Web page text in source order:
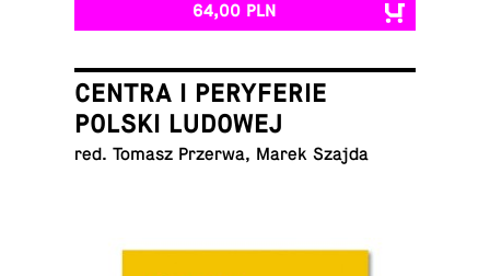
64,00 PLN
CENTRA I PERYFERIE
POLSKI LUDOWEJ
red. Tomasz Przerwa, Marek Szajda